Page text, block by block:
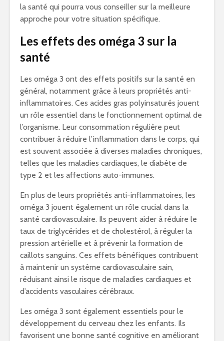
la santé qui pourra vous conseiller sur la meilleure
approche pour votre situation spécifique.
Les effets des oméga 3 sur la
santé
Les oméga 3 ont des effets positifs sur la santé en
général, notamment grâce à leurs propriétés anti-
inflammatoires. Ces acides gras polyinsaturés jouent
un rôle essentiel dans le fonctionnement optimal de
l’organisme. Leur consommation régulière peut
contribuer à réduire l’inflammation dans le corps, qui
est souvent associée à diverses maladies chroniques,
telles que les maladies cardiaques, le diabète de
type 2 et les affections auto-immunes.
En plus de leurs propriétés anti-inflammatoires, les
oméga 3 jouent également un rôle crucial dans la
santé cardiovasculaire. Ils peuvent aider à réduire le
taux de triglycérides et de cholestérol, à réguler la
pression artérielle et à prévenir la formation de
caillots sanguins. Ces effets bénéfiques contribuent
à maintenir un système cardiovasculaire sain,
réduisant ainsi le risque de maladies cardiaques et
d’accidents vasculaires cérébraux.
Les oméga 3 sont également essentiels pour le
développement du cerveau chez les enfants. Ils
favorisent une bonne santé cognitive en améliorant